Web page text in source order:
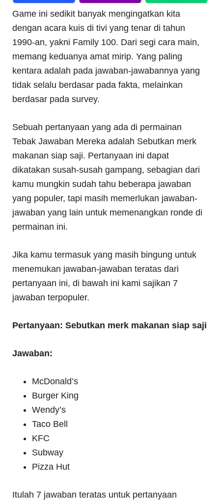
Game ini sedikit banyak mengingatkan kita
dengan acara kuis di tivi yang tenar di tahun
1990-an, yakni Family 100. Dari segi cara main,
memang keduanya amat mirip. Yang paling
kentara adalah pada jawaban-jawabannya yang
tidak selalu berdasar pada fakta, melainkan
berdasar pada survey.
Sebuah pertanyaan yang ada di permainan
Tebak Jawaban Mereka adalah Sebutkan merk
makanan siap saji. Pertanyaan ini dapat
dikatakan susah-susah gampang, sebagian dari
kamu mungkin sudah tahu beberapa jawaban
yang populer, tapi masih memerlukan jawaban-
jawaban yang lain untuk memenangkan ronde di
permainan ini.
Jika kamu termasuk yang masih bingung untuk
menemukan jawaban-jawaban teratas dari
pertanyaan ini, di bawah ini kami sajikan 7
jawaban terpopuler.
Pertanyaan: Sebutkan merk makanan siap saji
Jawaban:
McDonald’s
Burger King
Wendy’s
Taco Bell
KFC
Subway
Pizza Hut
Itulah 7 jawaban teratas untuk pertanyaan